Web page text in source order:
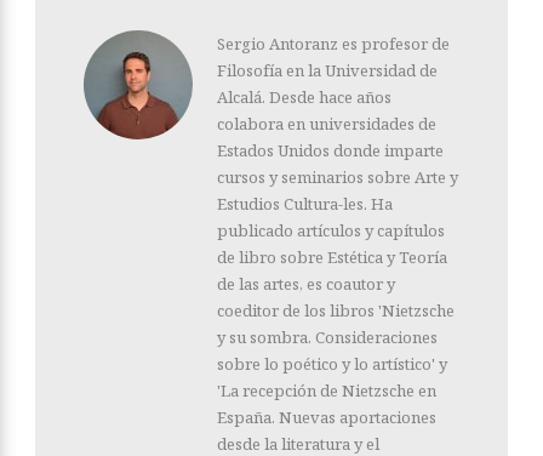
Sergio Antoranz es profesor de
Filosofía en la Universidad de
Alcalá. Desde hace años
colabora en universidades de
Estados Unidos donde imparte
cursos y seminarios sobre Arte y
Estudios Cultura-les. Ha
publicado artículos y capítulos
de libro sobre Estética y Teoría
de las artes, es coautor y
coeditor de los libros 'Nietzsche
y su sombra. Consideraciones
sobre lo poético y lo artístico' y
'La recepción de Nietzsche en
España. Nuevas aportaciones
desde la literatura y el